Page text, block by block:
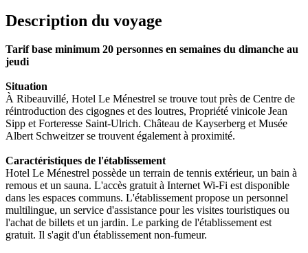
Description du voyage
Tarif base minimum 20 personnes en semaines du dimanche au
jeudi
Situation
À Ribeauvillé, Hotel Le Ménestrel se trouve tout près de Centre de
réintroduction des cigognes et des loutres, Propriété vinicole Jean
Sipp et Forteresse Saint-Ulrich. Château de Kayserberg et Musée
Albert Schweitzer se trouvent également à proximité.
Caractéristiques de l'établissement
Hotel Le Ménestrel possède un terrain de tennis extérieur, un bain à
remous et un sauna. L'accès gratuit à Internet Wi-Fi est disponible
dans les espaces communs. L'établissement propose un personnel
multilingue, un service d'assistance pour les visites touristiques ou
l'achat de billets et un jardin. Le parking de l'établissement est
gratuit. Il s'agit d'un établissement non-fumeur.